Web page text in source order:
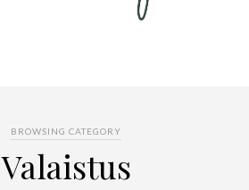
BROWSING CATEGORY
Valaistus